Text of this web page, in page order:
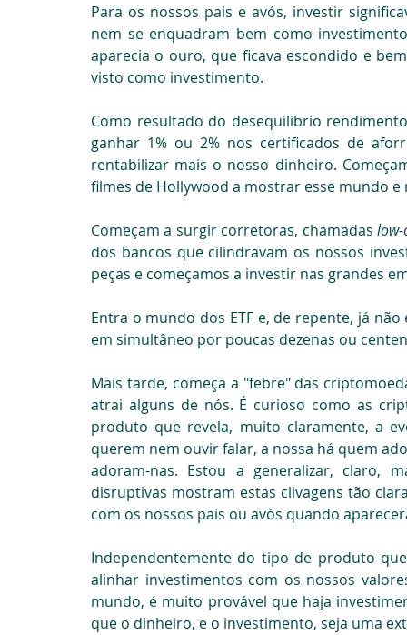
Para os nossos pais e avós, investir
nem se enquadram bem como
aparecia o ouro, que ficava escondido e
visto como investimento.
Como resultado do desequilíbrio
ganhar 1% ou 2% nos certificados de
rentabilizar mais o nosso dinheiro.
filmes de Hollywood a mostrar esse mundo
Começam a surgir corretoras, chamadas
dos bancos que cilindravam os nossos
peças e começamos a investir nas grandes
Entra o mundo dos ETF e, de repente, já
em simultâneo por poucas dezenas ou
Mais tarde, começa a "febre" das
atrai alguns de nós. É curioso como as
produto que revela, muito claramente, a
querem nem ouvir falar, a nossa há quem
adoram-nas. Estou a generalizar, claro,
disruptivas mostram estas clivagens tão
com os nossos pais ou avós quando
Independentemente do tipo de produto
alinhar investimentos com os nossos
mundo, é muito provável que haja
que o dinheiro, e o investimento, seja uma